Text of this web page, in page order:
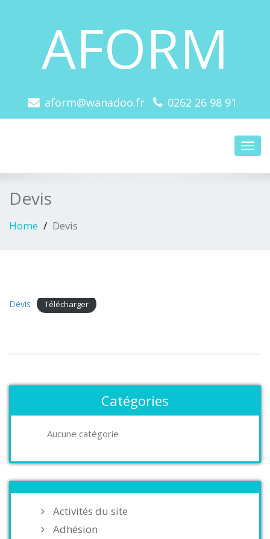
AFORM
aform@wanadoo.fr 0262 26 98 91
Devis
Home Devis
Devis Télécharger
Catégories
Aucune catégorie
Activités du site
Adhésion